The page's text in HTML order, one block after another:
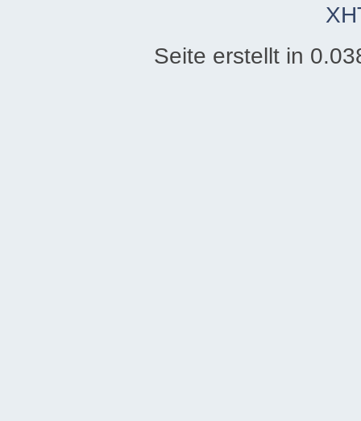
Seite erstellt in